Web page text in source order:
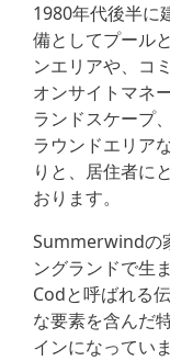
1980年代後半に
備としてプール
ンエリアや、コ
オンサイトマネ
ランドスケープ
ラウンドエリア
りと、居住者に
おります。
Summerwindの
ングランドで生
Codと呼ばれる
な要素を含んだ
インになっていま